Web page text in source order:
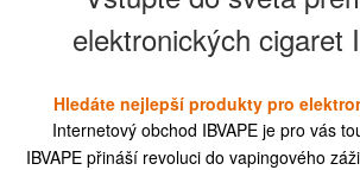
elektronických cigaret
Hledáte nejlepší produkty pro
Internetový obchod IBVAPE je pro vás
IBVAPE přináší revoluci do vapingového